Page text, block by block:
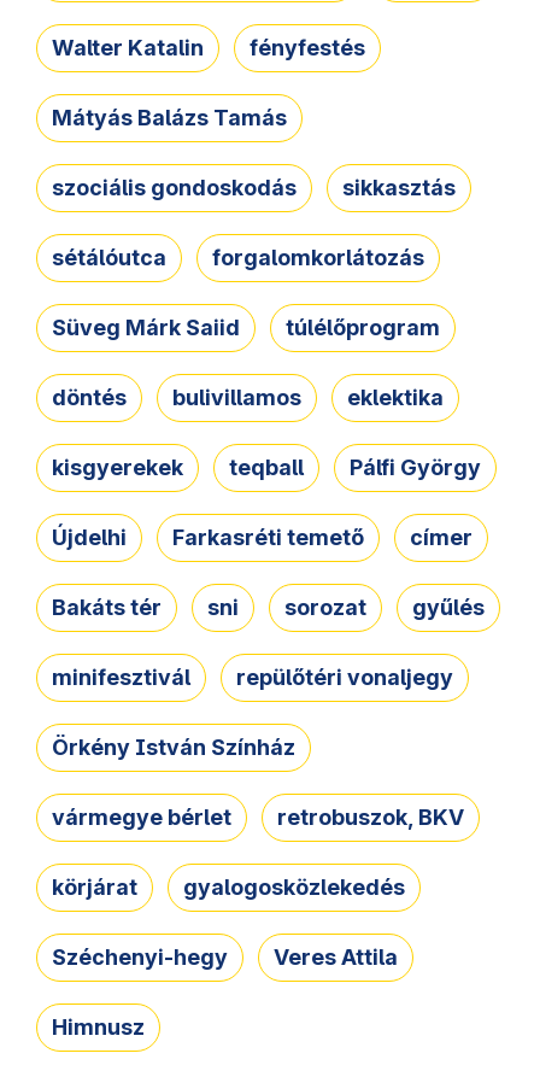
Walter Katalin fényfestés
Mátyás Balázs Tamás
szociális gondoskodás sikkasztás
sétálóutca forgalomkorlátozás
Süveg Márk Saiid túlélőprogram
döntés bulivillamos eklektika
kisgyerekek teqball Pálfi György
Újdelhi Farkasréti temető címer
Bakáts tér sni sorozat gyűlés
minifesztivál repülőtéri vonaljegy
Örkény István Színház
vármegye bérlet retrobuszok, BKV
körjárat gyalogosközlekedés
Széchenyi-hegy Veres Attila
Himnusz